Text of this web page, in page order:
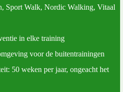
Sport Walk, Nordic Walking, Vitaal
in elke training
voor de buitentrainingen
50 weken per jaar, ongeacht het